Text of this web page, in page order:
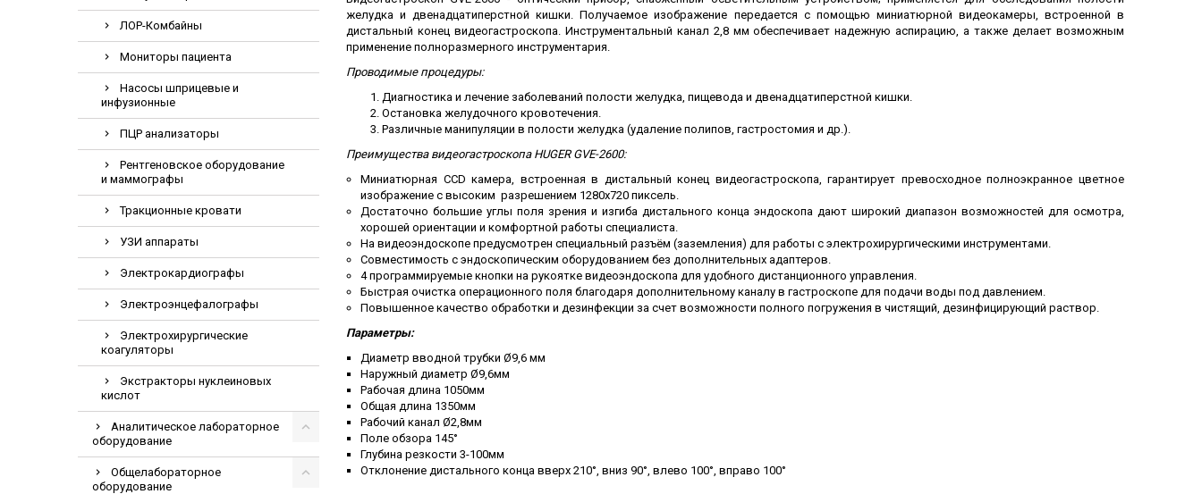
Электрохирургические коагуляторы
Экстракторы нуклеиновых кислот
ЛОР-Комбайны
Мониторы пациента
Насосы шприцевые и
инфузионные
ПЦР анализаторы
Рентгеновское оборудование
и маммографы
Тракционные кровати
УЗИ аппараты
Электрокардиографы
Электроэнцефалографы
Электрохирургические
коагуляторы
Экстракторы нуклеиновых
кислот
Аналитическое лабораторное
оборудование
Общелабораторное
оборудование
желудка и двенадцатиперстной кишки. Получаемое изображение передается с помощью миниатюрной видеокамеры, встроенной в
дистальный конец видеогастроскопа. Инструментальный канал 2,8 мм обеспечивает надежную аспирацию, а также делает возможным
применение полноразмерного инструментария.
Проводимые процедуры:
Диагностика и лечение заболеваний полости желудка, пищевода и двенадцатиперстной кишки.
Остановка желудочного кровотечения.
Различные манипуляции в полости желудка (удаление полипов, гастростомия и др.).
Преимущества видеогастроскопа HUGER GVE-2600:
Миниатюрная CCD камера, встроенная в дистальный конец видеогастроскопа, гарантирует превосходное полноэкранное цветное
изображение с высоким разрешением 1280х720 пиксель.
Достаточно большие углы поля зрения и изгиба дистального конца эндоскопа дают широкий диапазон возможностей для осмотра,
хорошей ориентации и комфортной работы специалиста.
На видеоэндоскопе предусмотрен специальный разъём (заземления) для работы с электрохирургическими инструментами.
Совместимость с эндоскопическим оборудованием без дополнительных адаптеров.
4 программируемые кнопки на рукоятке видеоэндоскопа для удобного дистанционного управления.
Быстрая очистка операционного поля благодаря дополнительному каналу в гастроскопе для подачи воды под давлением.
Повышенное качество обработки и дезинфекции за счет возможности полного погружения в чистящий, дезинфицирующий раствор.
Параметры:
Диаметр вводной трубки Ø9,6 мм
Наружный диаметр Ø9,6мм
Рабочая длина 1050мм
Общая длина 1350мм
Рабочий канал Ø2,8мм
Поле обзора 145°
Глубина резкости 3-100мм
Отклонение дистального конца вверх 210°, вниз 90°, влево 100°, вправо 100°